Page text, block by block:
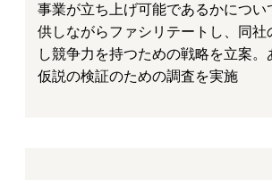
事業が立ち上げ可能であるかについ
供しながらファシリテートし、同社
し競争力を持つための戦略を立案。
仮説の検証のための調査を実施